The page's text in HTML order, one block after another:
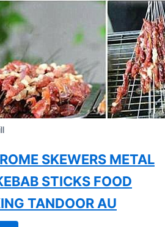
SKEWERS METAL
STICKS FOOD
TANDOOR AU